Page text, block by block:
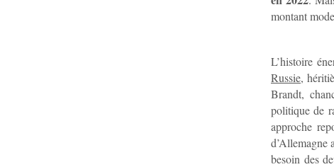
montant
L’histoire
Russie,
Brandt,
politique de
approche
d’Allemagne
besoin des